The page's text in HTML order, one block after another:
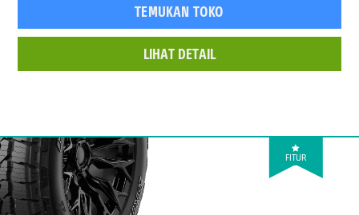
TEMUKAN TOKO
LIHAT DETAIL
FITUR